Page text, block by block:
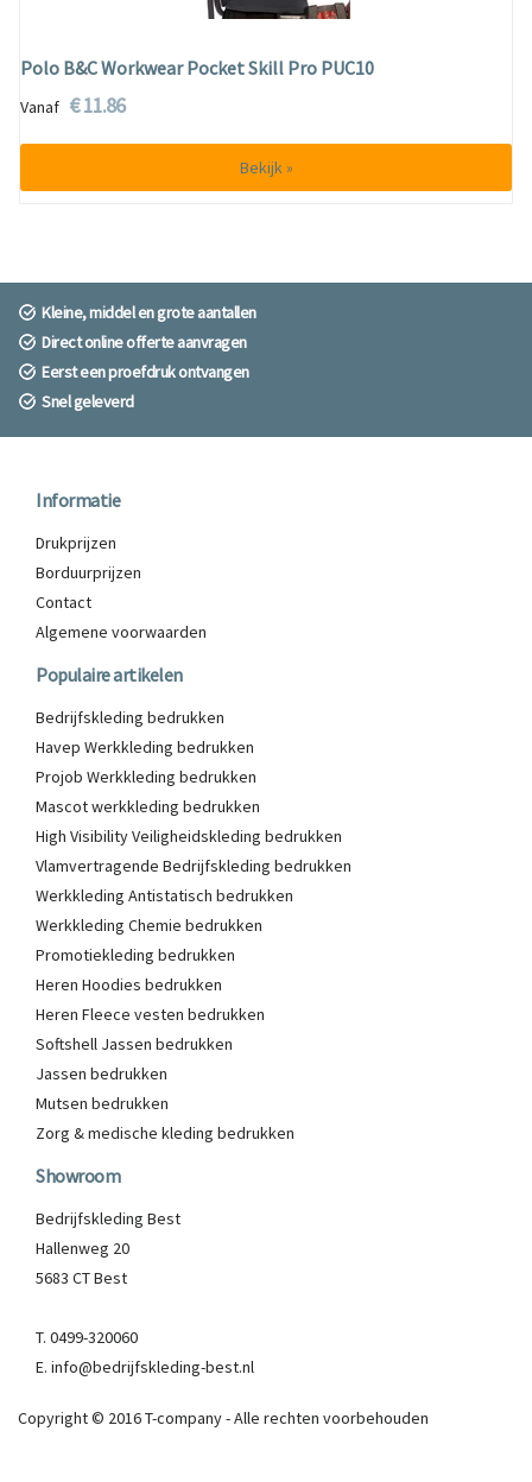
Polo B&C Workwear Pocket Skill Pro PUC10
Vanaf € 11.86
Bekijk »
Kleine, middel en grote aantallen
Direct online offerte aanvragen
Eerst een proefdruk ontvangen
Snel geleverd
Informatie
Drukprijzen
Borduurprijzen
Contact
Algemene voorwaarden
Populaire artikelen
Bedrijfskleding bedrukken
Havep Werkkleding bedrukken
Projob Werkkleding bedrukken
Mascot werkkleding bedrukken
High Visibility Veiligheidskleding bedrukken
Vlamvertragende Bedrijfskleding bedrukken
Werkkleding Antistatisch bedrukken
Werkkleding Chemie bedrukken
Promotiekleding bedrukken
Heren Hoodies bedrukken
Heren Fleece vesten bedrukken
Softshell Jassen bedrukken
Jassen bedrukken
Mutsen bedrukken
Zorg & medische kleding bedrukken
Showroom
Bedrijfskleding Best
Hallenweg 20
5683 CT Best
T. 0499-320060
E. info@bedrijfskleding-best.nl
Copyright © 2016 T-company - Alle rechten voorbehouden